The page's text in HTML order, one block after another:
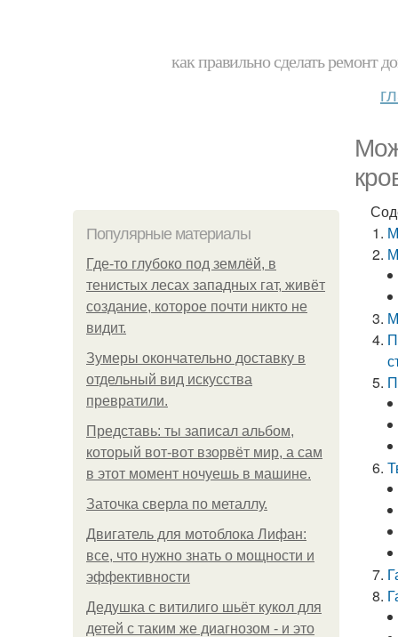
как правильно сделать ремонт
Популярные материалы
Где-то глубоко под землёй, в
тенистых лесах западных гат, живёт
создание, которое почти никто не
видит.
Зумеры окончательно доставку в
отдельный вид искусства
превратили.
Представь: ты записал альбом,
который вот-вот взорвёт мир, а сам
в этот момент ночуешь в машине.
Заточка сверла по металлу.
Двигатель для мотоблока Лифан:
все, что нужно знать о мощности и
эффективности
Дедушка с витилиго шьёт кукол для
детей с таким же диагнозом - и это